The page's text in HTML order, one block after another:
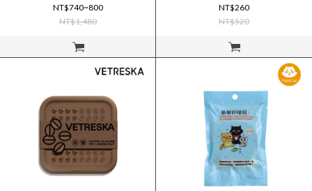
立即購買
NT$740~800
NT$1,480
立即購買
NT$260
NT$520